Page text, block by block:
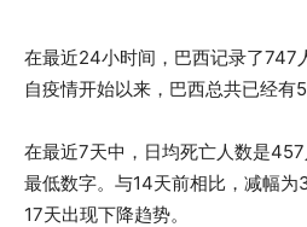
在最近24小时间，巴西记录了747
自疫情开始以来，巴西总共已经有
在最近7天中，日均死亡人数是
最低数字。与14天前相比，减幅
17天出现下降趋势。